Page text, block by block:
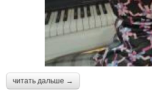
читать дальше →